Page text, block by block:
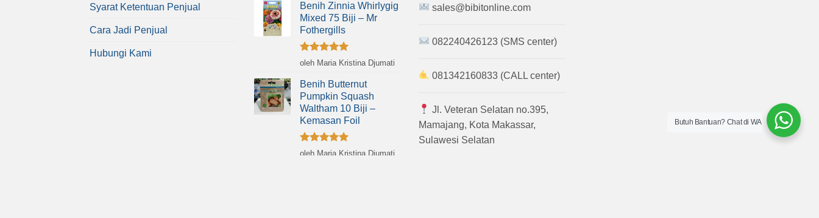
Syarat Ketentuan Penjual
Cara Jadi Penjual
Hubungi Kami
Benih Zinnia Whirlygig
Mixed 75 Biji – Mr
Fothergills
Dinilai5
oleh Maria Kristina Djumati
Benih Butternut
Pumpkin Squash
Waltham 10 Biji –
Kemasan Foil
Dinilai5
oleh Maria Kristina Djumati
sales@bibitonline.com
082240426123 (SMS center)
081342160833 (CALL center)
Jl. Veteran Selatan no.395,
Mamajang, Kota Makassar,
Sulawesi Selatan
Butuh Bantuan? Chat di WA